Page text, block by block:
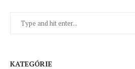
KATEGÓRIE